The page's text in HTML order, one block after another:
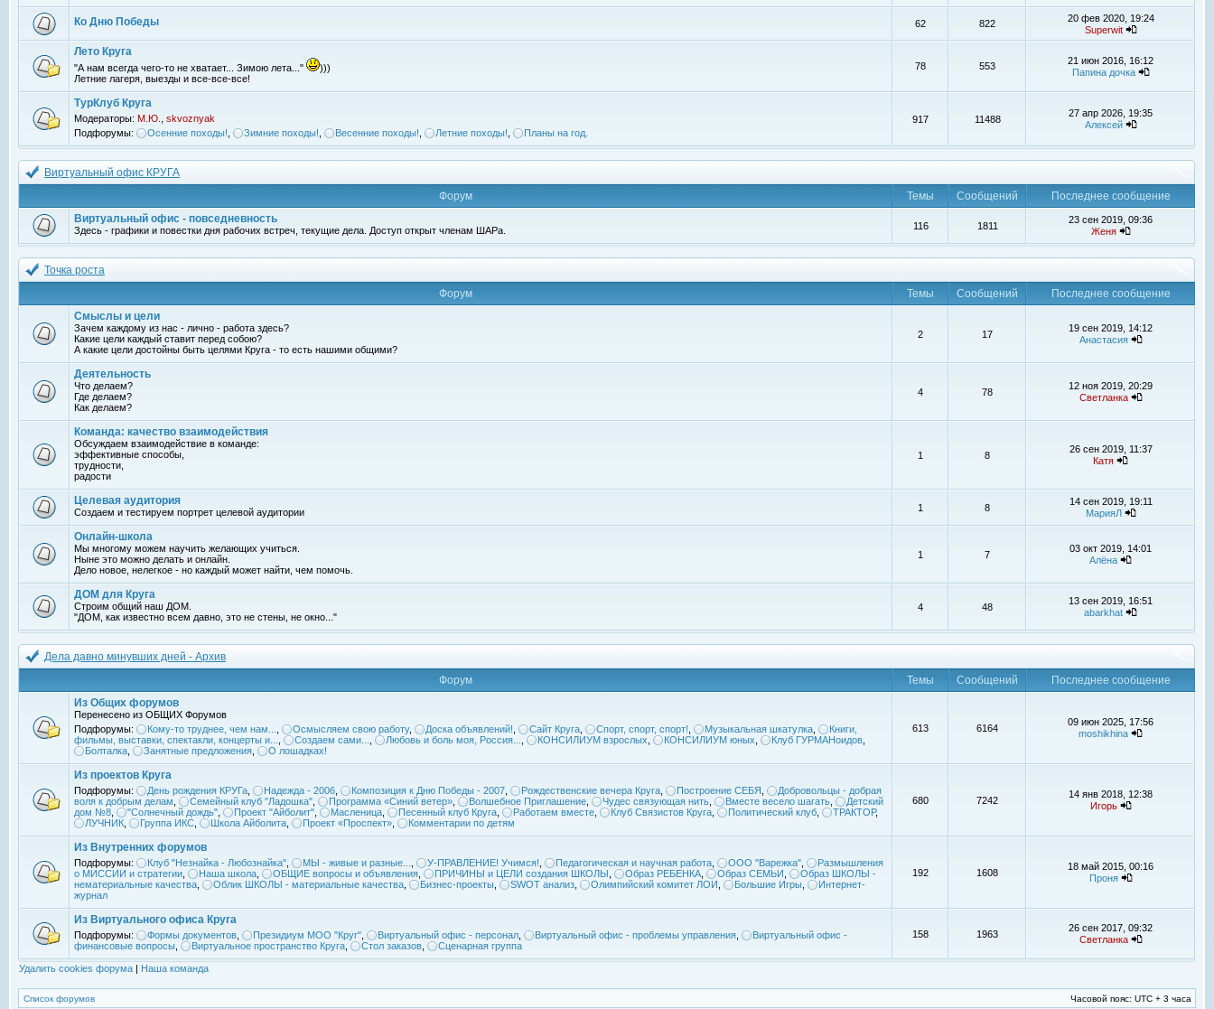
Ко Дню Победы 62 822
20 фев 2020, 19:24
Superwit
Лето Круга
"А нам всегда чего-то не хватает... Зимою лета..."
)))
Летние лагеря, выезды и все-все-все!
78 553
21 июн 2016, 16:12
Папина дочка
ТурКлуб Круга
Модераторы: М.Ю.
skvoznyak
Подфорумы:
Осенние походы! Зимние походы! Весенние походы! Летние походы! Планы на год.
917 11488
27 апр 2026, 19:35
Алексей
Виртуальный офис КРУГА
Форум
Темы Сообщений
Последнее сообщение
Виртуальный офис - повседневность
Здесь - графики и повестки дня рабочих встреч, текущие дела. Доступ открыт членам ШАРа. 116 1811
23 сен 2019, 09:36
Женя
Точка роста
Форум
Темы Сообщений
Последнее сообщение
Смыслы и цели
Зачем каждому из нас - лично - работа здесь?
Какие цели каждый ставит перед собою?
А какие цели достойны быть целями Круга - то есть нашими общими?
2 17
19 сен 2019, 14:12
Анастасия
Деятельность
Что делаем?
Где делаем?
Как делаем?
4 78
12 ноя 2019, 20:29
Светланка
Команда: качество взаимодействия
Обсуждаем взаимодействие в команде:
эффективные способы,
трудности,
радости
1 8
26 сен 2019, 11:37
Катя
Целевая аудитория
Создаем и тестируем портрет целевой аудитории 1 8
14 сен 2019, 19:11
МарияЛ
Онлайн-школа
Мы многому можем научить желающих учиться.
Ныне это можно делать и онлайн.
Дело новое, нелегкое - но каждый может найти, чем помочь.
1 7
03 окт 2019, 14:01
Алёна
ДОМ для Круга
Строим общий наш ДОМ.
"ДОМ, как известно всем давно, это не стены, не окно..."
4 48
13 сен 2019, 16:51
abarkhat
Дела давно минувших дней - Архив
Форум
Темы Сообщений
Последнее сообщение
Из Общих форумов
Перенесено из ОБЩИХ Форумов
Подфорумы:
Кому-то труднее, чем нам... Осмысляем свою работу, Доска объявлений! Сайт Круга Спорт, спорт, спорт! Музыкальная шкатулка
Книги,
фильмы, выставки, спектакли, концерты и...
Создаем сами... Любовь и боль моя, Россия... КОНСИЛИУМ взрослых КОНСИЛИУМ юных Клуб ГУРМАНоидов
Болталка
Занятные предложения О лошадках!
613 6164
09 июн 2025, 17:56
moshikhina
Из проектов Круга
Подфорумы: День рождения КРУГа Надежда - 2006 Композиция к Дню Победы - 2007 Рождественские вечера Круга Построение СЕБЯ
Добровольцы - добрая
воля к добрым делам
Семейный клуб "Ладошка" Программа «Синий ветер» Волшебное Приглашение Чудес связующая нить Вместе весело шагать
Детский
дом №8
"Солнечный дождь" Проект "Айболит" Масленица Песенный клуб Круга Работаем вместе Клуб Связистов Круга Политический клуб ТРАКТОР,
ЛУЧНИК
Группа ИКС Школа Айболита Проект «Проспект» Комментарии по детям
680 7242
14 янв 2018, 12:38
Игорь
Из Внутренних форумов
Подфорумы: Клуб "Незнайка - Любознайка" МЫ - живые и разные... У-ПРАВЛЕНИЕ! Учимся! Педагогическая и научная работа ООО "Варежка"
Размышления
о МИССИИ и стратегии
Наша школа ОБЩИЕ вопросы и объявления ПРИЧИНЫ и ЦЕЛИ создания ШКОЛЫ Образ РЕБЕНКА Образ СЕМЬИ
Образ ШКОЛЫ -
нематериальные качества
Облик ШКОЛЫ - материальные качества Бизнес-проекты SWOT анализ Олимпийский комитет ЛОИ Большие Игры
Интернет-
журнал
192 1608
18 май 2015, 00:16
Проня
Из Виртуального офиса Круга
Подфорумы: Формы документов Президиум МОО "Круг" Виртуальный офис - персонал Виртуальный офис - проблемы управления
Виртуальный офис -
финансовые вопросы
Виртуальное пространство Круга Стол заказов Сценарная группа
158 1963
26 сен 2017, 09:32
Светланка
Удалить cookies форума | Наша команда
Список форумов Часовой пояс: UTC + 3 часа